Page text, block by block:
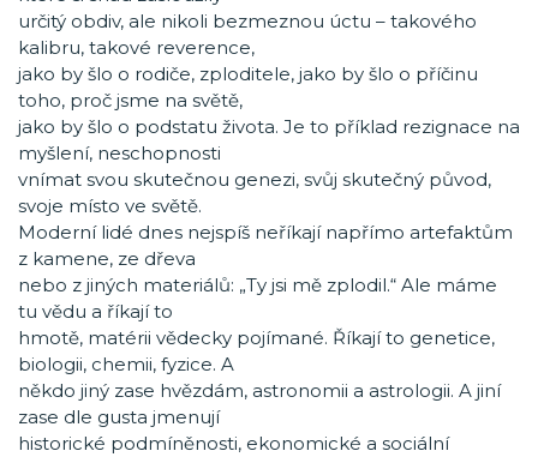
určitý obdiv, ale nikoli bezmeznou úctu – takového
kalibru, takové reverence,
jako by šlo o rodiče, zploditele, jako by šlo o příčinu
toho, proč jsme na světě,
jako by šlo o podstatu života. Je to příklad rezignace na
myšlení, neschopnosti
vnímat svou skutečnou genezi, svůj skutečný původ,
svoje místo ve světě.
Moderní lidé dnes nejspíš neříkají napřímo artefaktům
z kamene, ze dřeva
nebo z jiných materiálů: „Ty jsi mě zplodil.“ Ale máme
tu vědu a říkají to
hmotě, matérii vědecky pojímané. Říkají to genetice,
biologii, chemii, fyzice. A
někdo jiný zase hvězdám, astronomii a astrologii. A jiní
zase dle gusta jmenují
historické podmíněnosti, ekonomické a sociální